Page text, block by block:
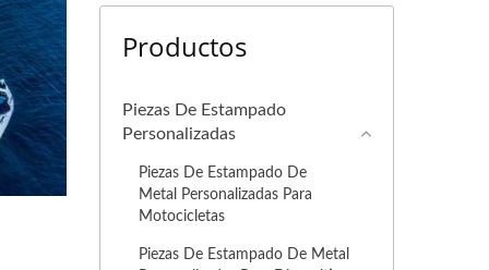
Productos
Piezas De Estampado
Personalizadas
Piezas De Estampado De
Metal Personalizadas Para
Motocicletas
Piezas De Estampado De Metal